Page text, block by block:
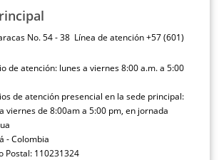
No. 54 - 38 Línea de atención +57 (601)
de atención: lunes a viernes 8:00 a.m. a 5:00
de atención presencial en la sede principal:
viernes de 8:00am a 5:00 pm, en jornada
- Colombia
Postal: 110231324